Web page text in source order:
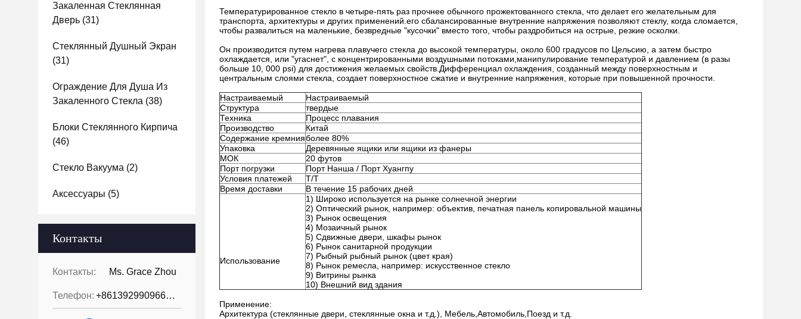
Закаленная Стеклянная
Дверь (31)
Стеклянный Душный Экран
(31)
Ограждение Для Душа Из
Закаленного Стекла (38)
Блоки Стеклянного Кирпича
(46)
Стекло Вакуума (2)
Аксессуары (5)
Контакты
Контакты: Ms. Grace Zhou
Телефон: +8613929909663--13690711186
Температурированное стекло в четыре-пять раз прочнее обычного прожектованного стекла, что делает его желательным для
транспорта, архитектуры и других применений.его сбалансированные внутренние напряжения позволяют стеклу, когда сломается,
чтобы развалиться на маленькие, безвредные "кусочки" вместо того, чтобы раздробиться на острые, резкие осколки.
Он производится путем нагрева плавучего стекла до высокой температуры, около 600 градусов по Цельсию, а затем быстро
охлаждается, или "угаснет", с концентрированными воздушными потоками,манипулирование температурой и давлением (в разы
больше 10, 000 psi) для достижения желаемых свойств.Дифференциал охлаждения, созданный между поверхностным и
центральным слоями стекла, создает поверхностное сжатие и внутренние напряжения, которые при повышенной прочности.
Настраиваемый
Настраиваемый
Структура
твердые
Техника
Процесс плавания
Производство
Китай
Содержание кремнияболее 80%
Упаковка
Деревянные ящики или ящики из фанеры
МОК
20 футов
Порт погрузки
Порт Нанша / Порт Хуангпу
Условия платежей
T/T
Время доставки
В течение 15 рабочих дней
Использование
1) Широко используется на рынке солнечной энергии
2) Оптический рынок, например: объектив, печатная панель копировальной машины
3) Рынок освещения
4) Мозаичный рынок
5) Сдвижные двери, шкафы рынок
6) Рынок санитарной продукции
7) Рыбный рыбный рынок (цвет края)
8) Рынок ремесла, например: искусственное стекло
9) Витрины рынка
10) Внешний вид здания
Применение:
Архитектура (стеклянные двери, стеклянные окна и т.д.), Мебель,Автомобиль,Поезд и т.д.